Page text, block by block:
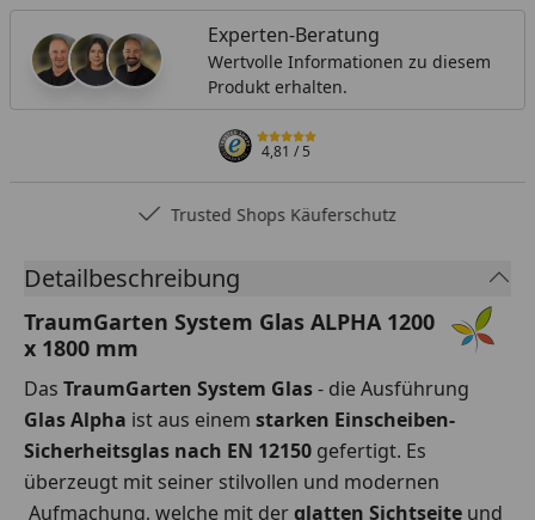
Experten-Beratung
Wertvolle Informationen zu diesem
Produkt erhalten.
4,81/ 5
Trusted Shops Käuferschutz
Detailbeschreibung
TraumGarten System Glas ALPHA 1200
x 1800 mm
Das TraumGarten System Glas- die Ausführung
Glas Alpha ist aus einem starken Einscheiben-
Sicherheitsglas nach EN 12150 gefertigt. Es
überzeugt mit seiner stilvollen und modernen
Aufmachung, welche mit derglatten Sichtseite und